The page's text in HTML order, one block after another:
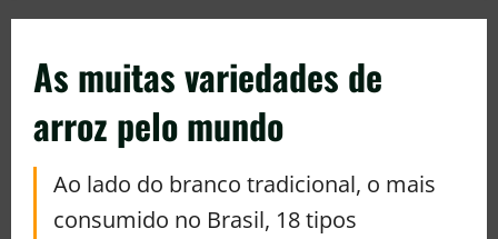
As muitas variedades de
arroz pelo mundo
Ao lado do branco tradicional, o mais
consumido no Brasil, 18 tipos